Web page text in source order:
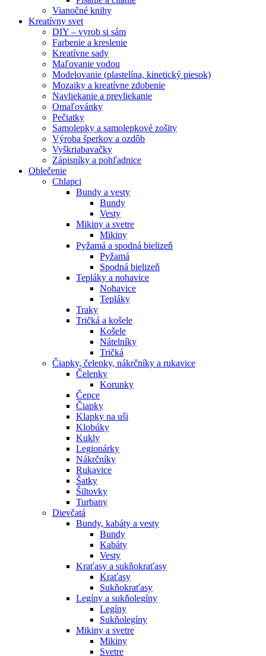
Vianočné knihy
Kreatívny svet
DIY – vyrob si sám
Farbenie a kreslenie
Kreatívne sady
Maľovanie vodou
Modelovanie (plastelína, kinetický piesok)
Mozaiky a kreatívne zdobenie
Navliekanie a prevliekanie
Omaľovánky
Pečiatky
Samolepky a samolepkové zošity
Výroba šperkov a ozdôb
Vyškriabavačky
Zápisníky a pohľadnice
Oblečenie
Chlapci
Bundy a vesty
Bundy
Vesty
Mikiny a svetre
Mikiny
Pyžamá a spodná bielizeň
Pyžamá
Spodná bielizeň
Tepláky a nohavice
Nohavice
Tepláky
Traky
Tričká a košele
Košele
Nátelníky
Tričká
Čiapky, čelenky, nákrčníky a rukavice
Čelenky
Korunky
Čepce
Čiapky
Klapky na uši
Klobúky
Kukly
Legionárky
Nákrčníky
Rukavice
Šatky
Šiltovky
Turbany
Dievčatá
Bundy, kabáty a vesty
Bundy
Kabáty
Vesty
Kraťasy a sukňokraťasy
Kraťasy
Sukňokraťasy
Legíny a sukňolegíny
Legíny
Sukňolegíny
Mikiny a svetre
Mikiny
Svetre